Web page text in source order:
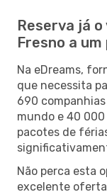
Reserva já
Fresno a
Na eDreams,
que necessita
690
mundo e 40
pacotes de
Não perca esta
excelente oferta